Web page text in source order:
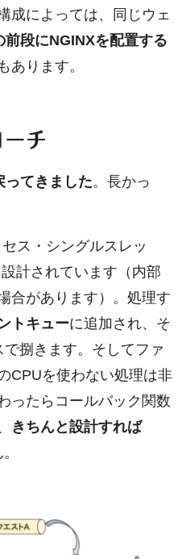
成によっては、同じウェ
段にNGINXを配置する
あります。
チ
てきました。長かっ
ス・シングルスレッ
計されています（内部
合があります）。処理す
トキューに追加され、そ
捌きます。そしてファ
CPUを使わない処理は非
ったらコールバック関数
きちんと設計すれば